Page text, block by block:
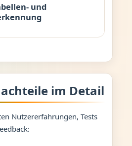
und
im Detail
Nutzererfahrungen, Tests